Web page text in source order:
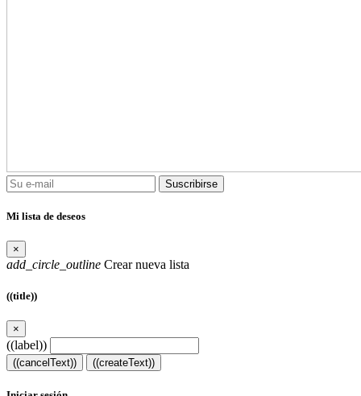
Suscribirse
Mi lista de deseos
×
add_circle_outline Crear nueva lista
((title))
×
((label))
((cancelText)) ((createText))